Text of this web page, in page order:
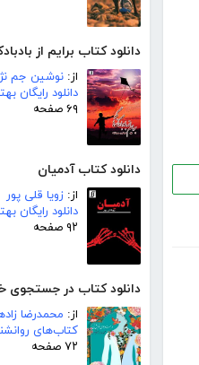
دانلود کتاب برایم از
از: نوشین جم
دانلود رایگان
۶۹ صفحه
دانلود کتاب آدمیان
از: زویا قلی پور
دانلود رایگان
۹۲ صفحه
دانلود کتاب در
از: محمدرضا
کتاب‌های
۷۲ صفحه